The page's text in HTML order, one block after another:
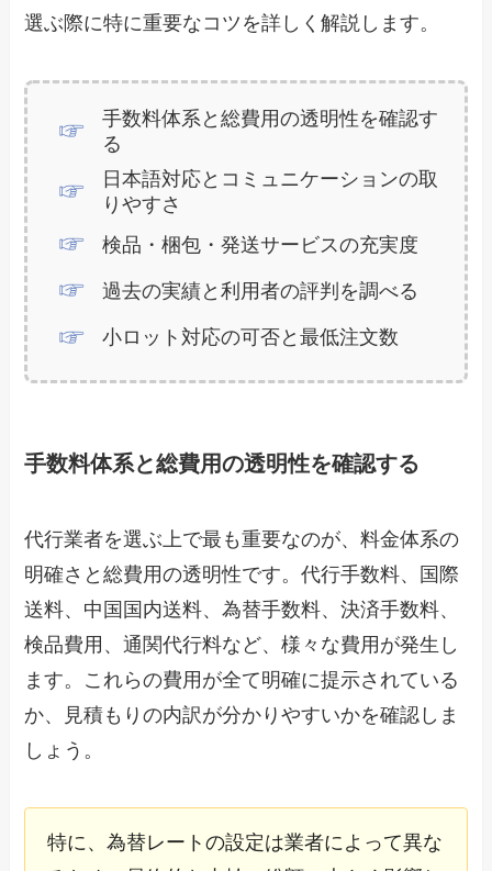
選ぶ際に特に重要なコツを詳しく解説します。
手数料体系と総費用の透明性を確認す
る
日本語対応とコミュニケーションの取
りやすさ
検品・梱包・発送サービスの充実度
過去の実績と利用者の評判を調べる
小ロット対応の可否と最低注文数
手数料体系と総費用の透明性を確認する
代行業者を選ぶ上で最も重要なのが、料金体系の
明確さと総費用の透明性です。代行手数料、国際
送料、中国国内送料、為替手数料、決済手数料、
検品費用、通関代行料など、様々な費用が発生し
ます。これらの費用が全て明確に提示されている
か、見積もりの内訳が分かりやすいかを確認しま
しょう。
特に、為替レートの設定は業者によって異な